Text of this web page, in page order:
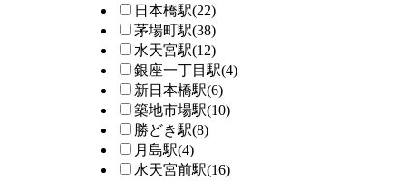
日本橋駅(22)
茅場町駅(38)
水天宮駅(12)
銀座一丁目駅(4)
新日本橋駅(6)
築地市場駅(10)
勝どき駅(8)
月島駅(4)
水天宮前駅(16)